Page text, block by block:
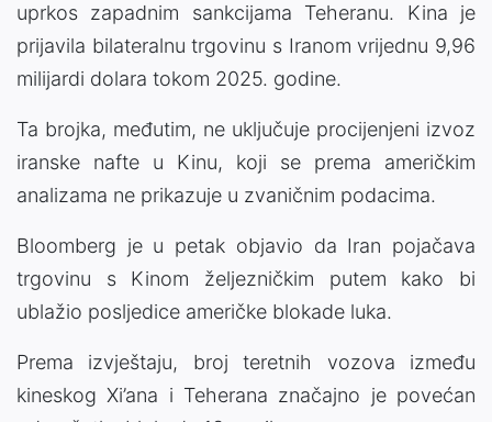
uprkos zapadnim sankcijama Teheranu. Kina je
prijavila bilateralnu trgovinu s Iranom vrijednu 9,96
milijardi dolara tokom 2025. godine.
Ta brojka, međutim, ne uključuje procijenjeni izvoz
iranske nafte u Kinu, koji se prema američkim
analizama ne prikazuje u zvaničnim podacima.
Bloomberg je u petak objavio da Iran pojačava
trgovinu s Kinom željezničkim putem kako bi
ublažio posljedice američke blokade luka.
Prema izvještaju, broj teretnih vozova između
kineskog Xi’ana i Teherana značajno je povećan